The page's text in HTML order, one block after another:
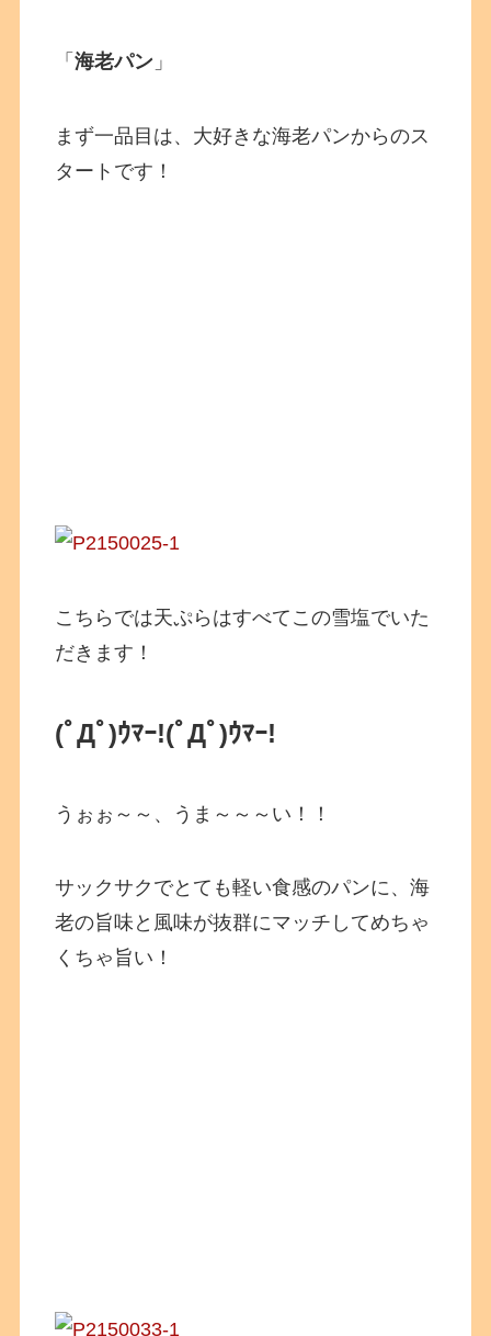
「海老パン 」
まず一品目は、大好きな海老パンからのス
タートです！
こちらでは天ぷらはすべてこの雪塩でいた
だきます！
(ﾟДﾟ)ｳﾏｰ!(ﾟДﾟ)ｳﾏｰ!
うぉぉ～～、うま～～～い！！
サックサクでとても軽い食感のパンに、海
老の旨味と風味が抜群にマッチしてめちゃ
くちゃ旨い！